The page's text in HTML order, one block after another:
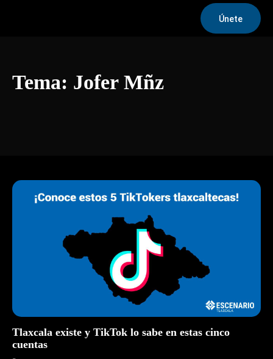
Únete
Tema: Jofer Mñz
Tlaxcala existe y TikTok lo sabe en estas cinco
cuentas